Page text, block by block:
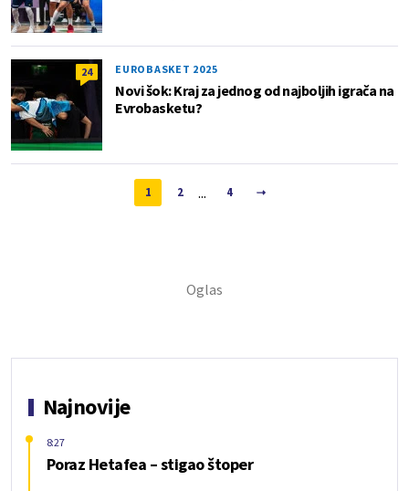
24 EUROBASKET 2025
Novi šok: Kraj za jednog od najboljih igrača na
Evrobasketu?
1 2 ... 4
Najnovije
Poraz Hetafea – stigao štoper
8:27